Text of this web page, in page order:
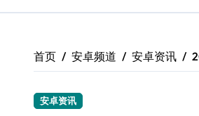
S24+震撼登场，
A56 5G登场，三
首页 安卓频道 安卓资讯
安卓资讯